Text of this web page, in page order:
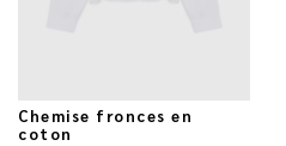
Chemise fronces en
coton